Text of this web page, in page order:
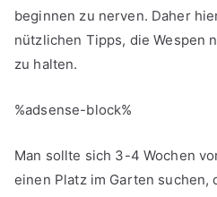
beginnen zu nerven. Daher
nützlichen Tipps, die Wespen
zu halten.
%adsense-block%
Man sollte sich 3-4 Wochen
einen Platz im Garten